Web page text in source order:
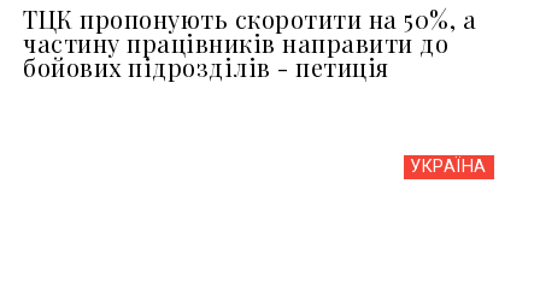
ТЦК пропонують скоротити на 50%, а
частину працівників направити до
бойових підрозділів - петиція
УКРАЇНА